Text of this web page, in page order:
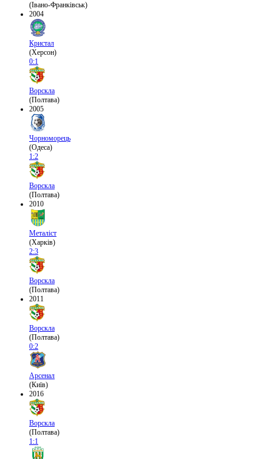
(Івано-Франківськ)
2004
Кристал
(Херсон)
0:1
Ворскла
(Полтава)
2005
Чорноморець
(Одеса)
1:2
Ворскла
(Полтава)
2010
Металіст
(Харків)
2:3
Ворскла
(Полтава)
2011
Ворскла
(Полтава)
0:2
Арсенал
(Київ)
2016
Ворскла
(Полтава)
1:1